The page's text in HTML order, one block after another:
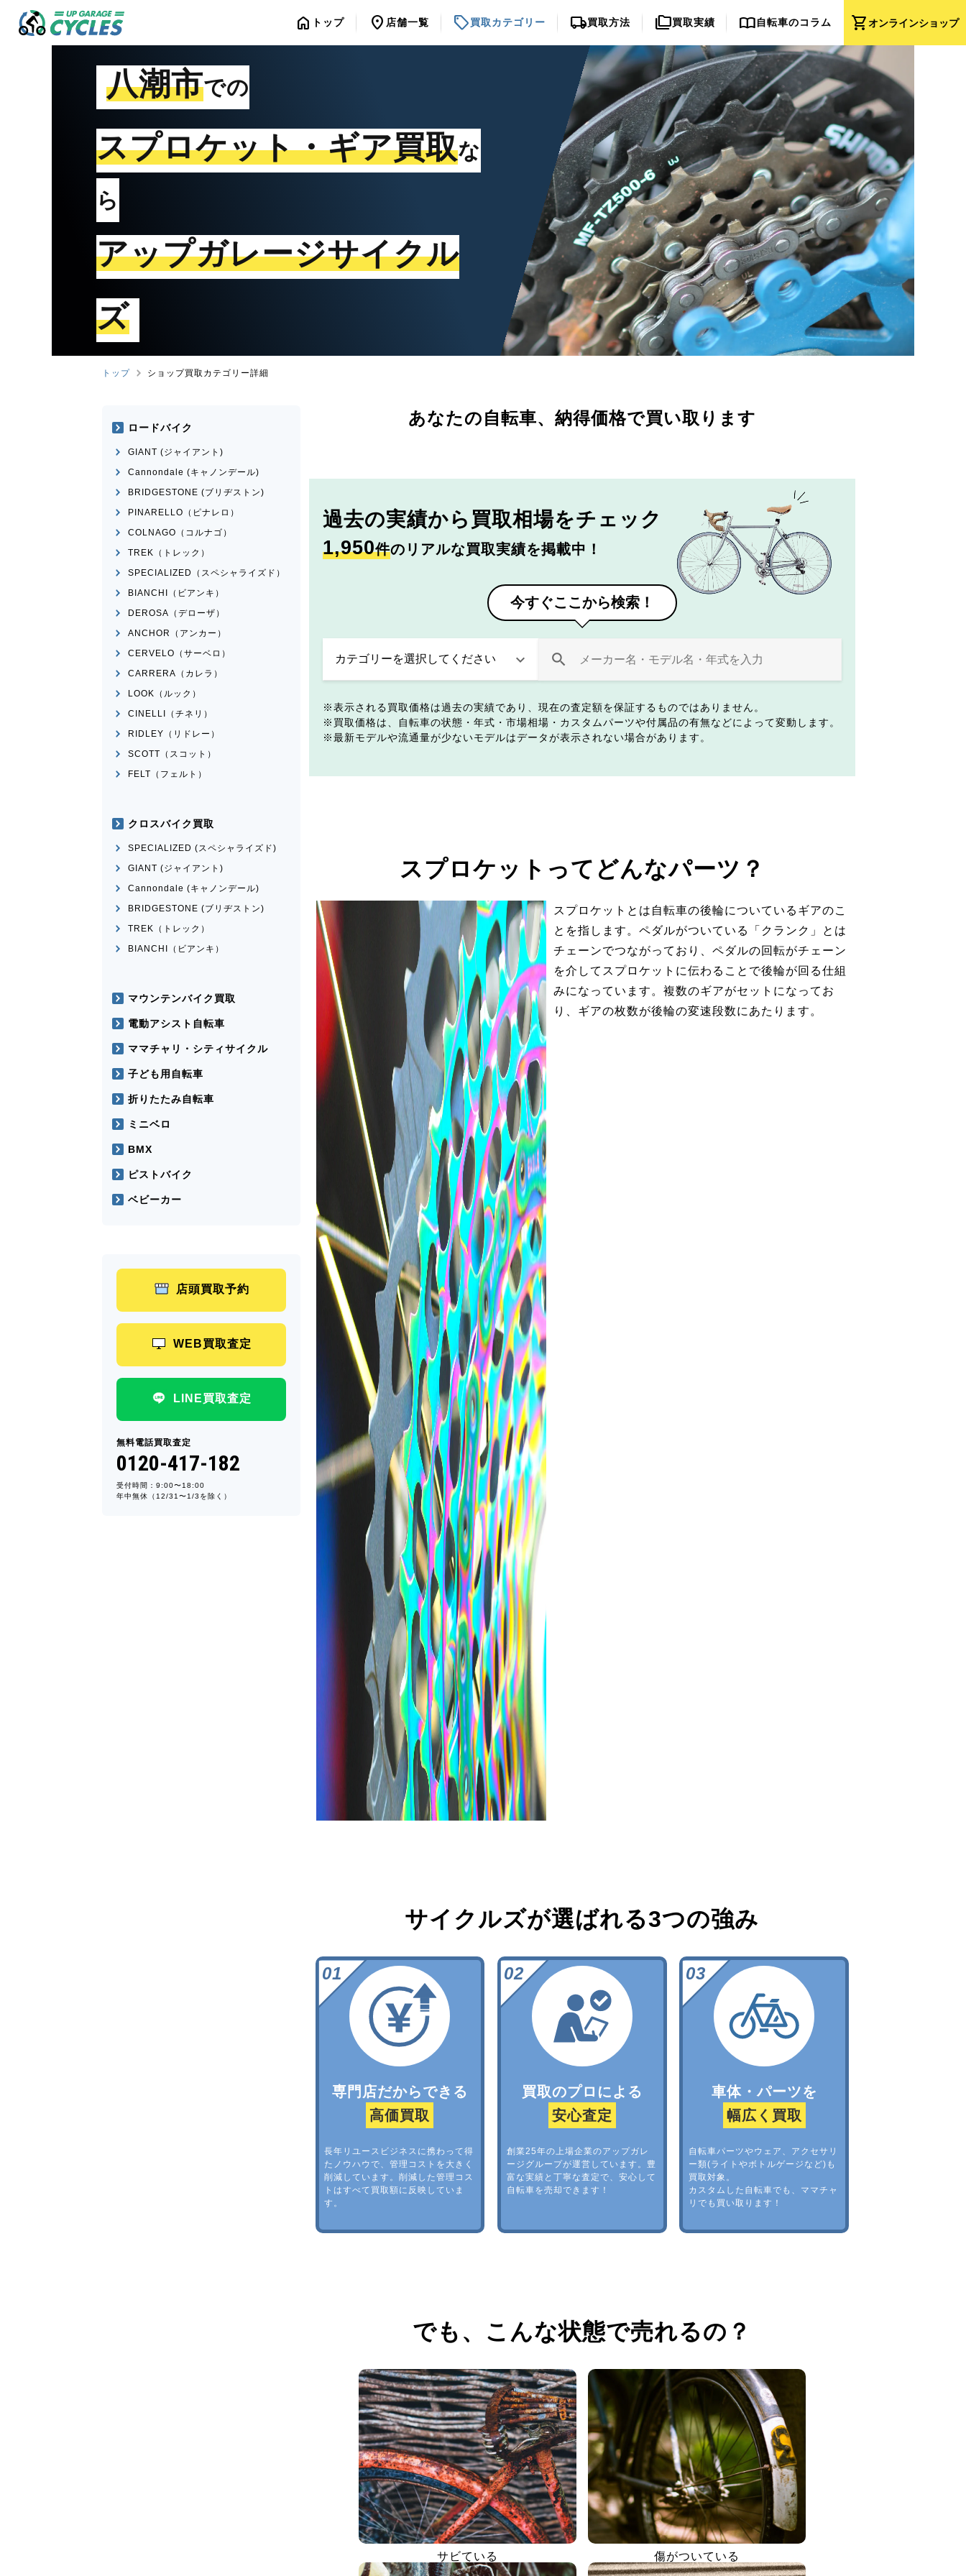
shopping_cartオンラインショップ
home トップ location_on 店舗一覧 sell買取カテゴリー local_shipping買取方法 folder_copy買取実績 import_contacts自転車のコラム
八潮市での
スプロケット・ギア買取な
ら
アップガレージサイクル
ズ
トップ ショップ買取カテゴリー詳細
あなたの自転車、 納得価格で買い取ります
過去の実績から 買取相場をチェック
1,950件のリアルな買取実績を掲載中！
今すぐここから検索！
表示される買取価格は過去の実績であり、現在の査定額を保証するものではありません。
買取価格は、自転車の状態・年式・市場相場・カスタムパーツや付属品の有無などによって変動します。
最新モデルや流通量が少ないモデルはデータが表示されない場合があります。
スプロケットってどんなパーツ？
スプロケットとは自転車の後輪についているギアのこ
とを指します。ペダルがついている「クランク」とは
チェーンでつながっており、ペダルの回転がチェーン
を介してスプロケットに伝わることで後輪が回る仕組
みになっています。複数のギアがセットになってお
り、ギアの枚数が後輪の変速段数にあたります。
サイクルズが選ばれる3つの強み
専門店だからできる
高価買取
長年リユースビジネスに携わって得
たノウハウで、管理コストを大きく
削減しています。削減した管理コス
トはすべて買取額に反映していま
す。
買取のプロによる
安心査定
創業25年の上場企業のアップガレ
ージグループが運営しています。豊
富な実績と丁寧な査定で、安心して
自転車を売却できます！
車体・パーツを
幅広く買取
自転車パーツやウェア、アクセサリ
ー類(ライトやボトルゲージなど)も
買取対象。
カスタムした自転車でも、ママチャ
リでも買い取ります！
でも、 こんな状態で売れるの？
サビている 傷がついている
ロードバイク
GIANT (ジャイアント)
Cannondale (キャノンデール)
BRIDGESTONE (ブリヂストン)
PINARELLO（ピナレロ）
COLNAGO（コルナゴ）
TREK（トレック）
SPECIALIZED（スペシャライズド）
BIANCHI（ビアンキ）
DEROSA（デローザ）
ANCHOR（アンカー）
CERVELO（サーベロ）
CARRERA（カレラ）
LOOK（ルック）
CINELLI（チネリ）
RIDLEY（リドレー）
SCOTT（スコット）
FELT（フェルト）
クロスバイク買取
SPECIALIZED (スペシャライズド)
GIANT (ジャイアント)
Cannondale (キャノンデール)
BRIDGESTONE (ブリヂストン)
TREK（トレック）
BIANCHI（ビアンキ）
マウンテンバイク買取
電動アシスト自転車
ママチャリ・シティサイクル
子ども用自転車
折りたたみ自転車
ミニベロ
BMX
ピストバイク
ベビーカー
店頭買取予約
WEB買取査定
LINE買取査定
無料電話買取査定
0120-417-182
受付時間：9:00〜18:00
年中無休（12/31〜1/3を除く）